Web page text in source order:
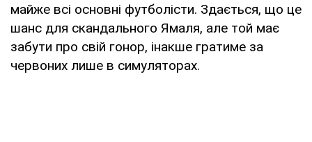
майже всі основні футболісти. Здається, що це
шанс для скандального Ямаля, але той має
забути про свій гонор, інакше гратиме за
червоних лише в симуляторах.